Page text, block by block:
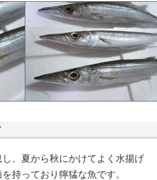
、夏から秋にかけてよく水揚げ
持っており獰猛な魚です。